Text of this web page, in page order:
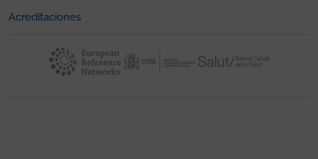
Acreditaciones